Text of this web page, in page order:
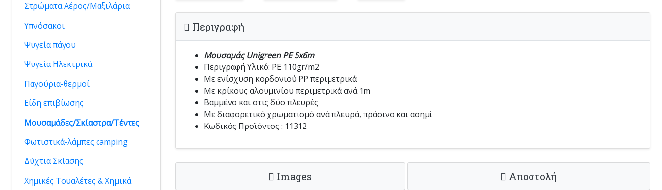
Περιγραφή
Μουσαμάς Unigreen PE 5x6m
Περιγραφή Υλικό: PE 110gr/m2
Με ενίσχυση κορδονιού ΡΡ περιμετρικά
Με κρίκους αλουμινίου περιμετρικά ανά 1m
Βαμμένο και στις δύο πλευρές
Με διαφορετικό χρωματισμό ανά πλευρά, πράσινο και ασημί
Κωδικός Προϊόντος : 11312
Images Αποστολή
Στρώματα Αέρος/Μαξιλάρια
Υπνόσακοι
Ψυγεία πάγου
Ψυγεία Ηλεκτρικά
Παγούρια-θερμοί
Είδη επιβίωσης
Μουσαμάδες/Σκίαστρα/Τέντες
Φωτιστικά-λάμπες camping
Δύχτια Σκίασης
Χημικές Τουαλέτες & Xημικά